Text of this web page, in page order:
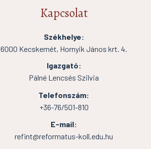
Kapcsolat
Székhelye:
6000 Kecskemét, Hornyik János krt. 4.
Igazgató:
Pálné Lencsés Szilvia
Telefonszám:
+36-76/501-810
E-mail:
refint@reformatus-koll.edu.hu